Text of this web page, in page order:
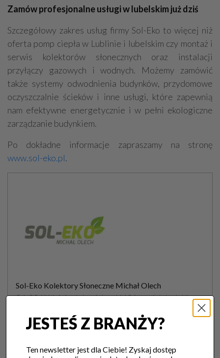
Zamów profesjonalne usługi w lubelskim już dziś
Szczegółowy zakres usług firmy Sol-Eko to więcej niż
oferta pomp ciepła w Lublinie i lubelskim czy montaż i
serwis kolektorów słonecznych oraz instalacji
przyłączy gazowych i wodnych. Możemy zamówić
także systemy odwodnienia budynków, przydomowe
oczyszczalnie ścieków i inne usługi, które zapewnią
nam efektywne energetycznie i w pełni ekologiczne
zarządzanie budynkiem.
Po dokładne informacje zapraszamy na stronę
www.sol-eko.pl.
Sol-Eko Kolektory Słoneczne Michał Olech
24-204 Wojciechów, Maszki18A, woj. lubelskie
JESTEŚ Z BRANŻY?
Ten newsletter jest dla Ciebie! Zyskaj dostęp